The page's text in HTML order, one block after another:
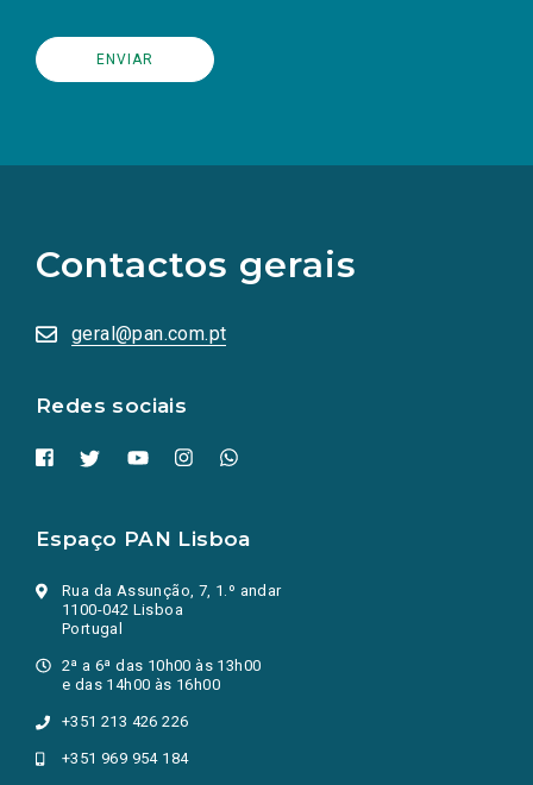
Contactos gerais
geral@pan.com.pt
Redes sociais
redes
sociais
numa
nova
Espaço PAN Lisboa
Rua da Assunção, 7, 1.º andar
1100-042 Lisboa
Portugal
2ª a 6ª das 10h00 às 13h00
e das 14h00 às 16h00
+351 213 426 226
+351 969 954 184